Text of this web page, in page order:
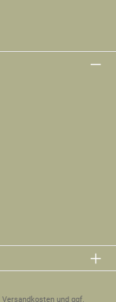
Versandkostenund ggf.